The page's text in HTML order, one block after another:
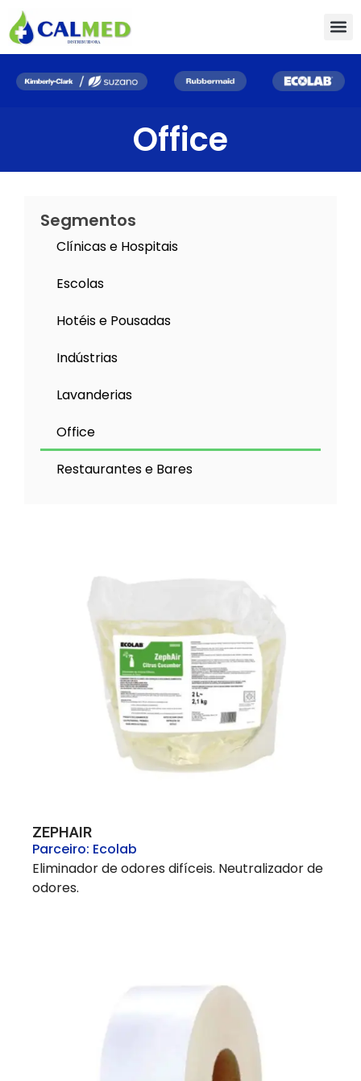
Office
Segmentos
Clínicas e Hospitais
Escolas
Hotéis e Pousadas
Indústrias
Lavanderias
Office
Restaurantes e Bares
ZEPHAIR
Parceiro: Ecolab
Eliminador de odores difíceis. Neutralizador de
odores.